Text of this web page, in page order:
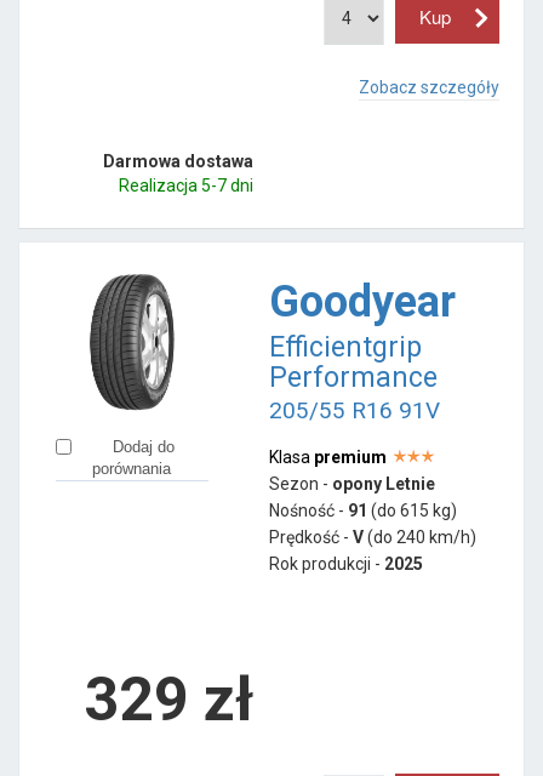
Zobacz szczegóły
Darmowa dostawa
Realizacja 5-7 dni
Dodaj do
porównania
Goodyear
Efficientgrip
Performance
205/55 R16 91V
Klasa premium
Sezon - opony Letnie
Nośność - 91 (do 615 kg)
Prędkość - V(do 240 km/h)
Rok produkcji - 2025
329 zł